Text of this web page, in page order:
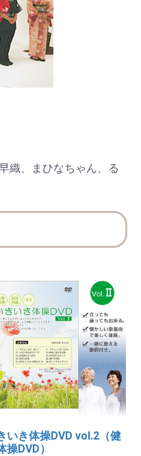
織、まひなちゃん、る
いき体操DVD vol.2（健
操DVD）